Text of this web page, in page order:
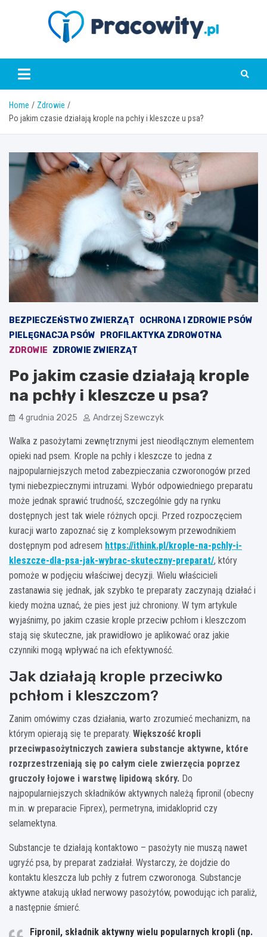
pracowity.pl
Home
Zdrowie
Po jakim czasie działają krople na pchły i kleszcze u psa?
BEZPIECZEŃSTWO ZWIERZĄT OCHRONA I ZDROWIE PSÓW
PIELĘGNACJA PSÓW
PROFILAKTYKA ZDROWOTNA
ZDROWIE ZDROWIE ZWIERZĄT
Po jakim czasie działają krople
na pchły i kleszcze u psa?
4 grudnia 2025 Andrzej Szewczyk
Walka z pasożytami zewnętrznymi jest nieodłącznym elementem
opieki nad psem. Krople na pchły i kleszcze to jedna z
najpopularniejszych metod zabezpieczania czworonogów przed
tymi niebezpiecznymi intruzami. Wybór odpowiedniego preparatu
może jednak sprawić trudność, szczególnie gdy na rynku
dostępnych jest tak wiele różnych opcji. Przed rozpoczęciem
kuracji warto zapoznać się z kompleksowym przewodnikiem
dostępnym pod adresem https://ithink.pl/krople-na-pchly-i-
kleszcze-dla-psa-jak-wybrac-skuteczny-preparat/, który
pomoże w podjęciu właściwej decyzji. Wielu właścicieli
zastanawia się jednak, jak szybko te preparaty zaczynają działać i
kiedy można uznać, że pies jest już chroniony. W tym artykule
wyjaśnimy, po jakim czasie krople przeciw pchłom i kleszczom
stają się skuteczne, jak prawidłowo je aplikować oraz jakie
czynniki mogą wpływać na ich efektywność.
Jak działają krople przeciwko
pchłom i kleszczom?
Zanim omówimy czas działania, warto zrozumieć mechanizm, na
którym opierają się te preparaty. Większość kropli
przeciwpasożytniczych zawiera substancje aktywne, które
rozprzestrzeniają się po całym ciele zwierzęcia poprzez
gruczoły łojowe i warstwę lipidową skóry. Do
najpopularniejszych składników aktywnych należą fipronil (obecny
m.in. w preparacie Fiprex), permetryna, imidakloprid czy
selamektyna.
Substancje te działają kontaktowo – pasożyty nie muszą nawet
ugryźć psa, by preparat zadziałał. Wystarczy, że dojdzie do
kontaktu kleszcza lub pchły z futrem czworonoga. Substancje
aktywne atakują układ nerwowy pasożytów, powodując ich paraliż,
a następnie śmierć.
Fipronil, składnik aktywny wielu popularnych kropli (np.